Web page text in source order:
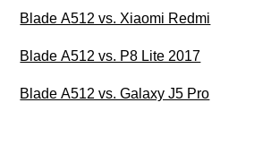
Blade A512 vs. Xiaomi Redmi
Blade A512 vs. P8 Lite 2017
Blade A512 vs. Galaxy J5 Pro